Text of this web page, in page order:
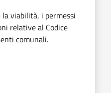
la viabilità, i permessi
relative al Codice
comunali.